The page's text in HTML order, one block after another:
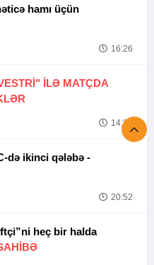
hamı üçün
16:26
İLƏ MATÇDA
14:37
Tofiq Musayevdən UFC-də ikinci qələbə -
20:52
heç bir halda